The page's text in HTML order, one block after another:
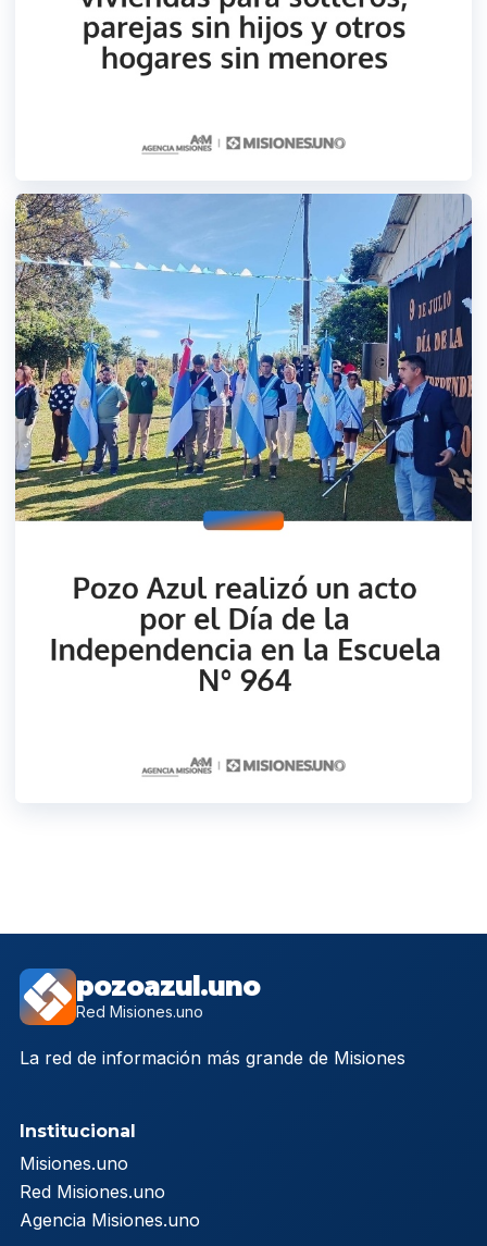
pozoazul.uno
Red Misiones.uno
La red de información más grande de Misiones
Institucional
Misiones.uno
Red Misiones.uno
Agencia Misiones.uno